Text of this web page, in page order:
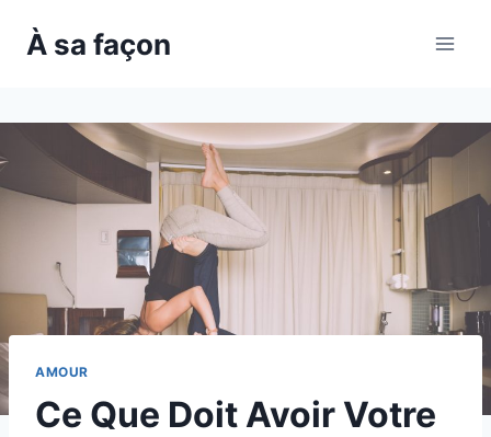
À sa façon
AMOUR
Ce Que Doit Avoir Votre